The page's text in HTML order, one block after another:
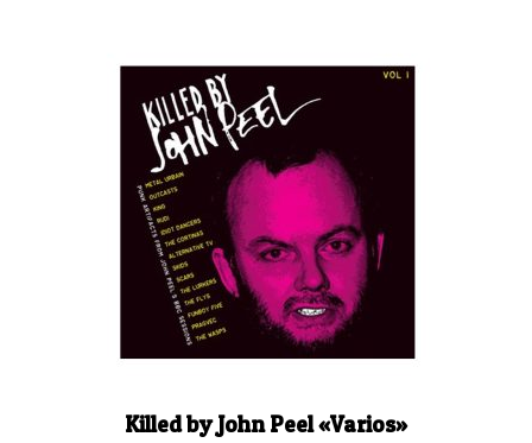
Killed by John Peel «Varios»